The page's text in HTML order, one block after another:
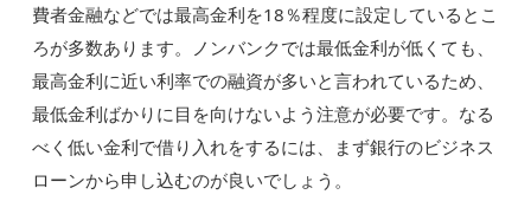
費者金融などでは最高金利を18％程度に設定しているとこ
ろが多数あります。ノンバンクでは最低金利が低くても、
最高金利に近い利率での融資が多いと言われているため、
最低金利ばかりに目を向けないよう注意が必要です。なる
べく低い金利で借り入れをするには、まず銀行のビジネス
ローンから申し込むのが良いでしょう。